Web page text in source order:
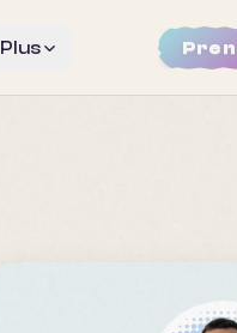
Plus